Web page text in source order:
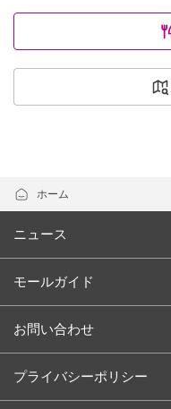
ホーム
ニュース
モールガイド
お問い合わせ
プライバシーポリシー